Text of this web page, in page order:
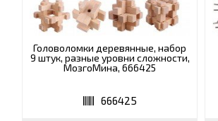
Головоломки деревянные, набор
9 штук, разные уровни сложности,
МозгоМина, 666425
666425